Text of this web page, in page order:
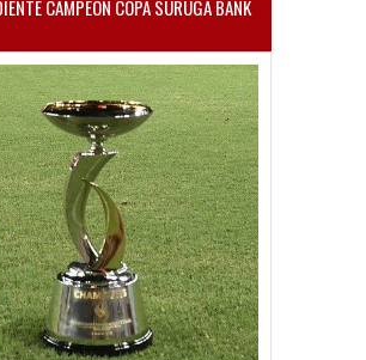
CAMPEÓN COPA SURUGA BANK